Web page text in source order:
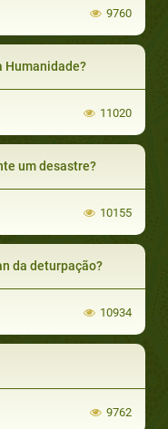
9760
Humanidade?
11020
um desastre?
10155
da deturpação?
10934
9762